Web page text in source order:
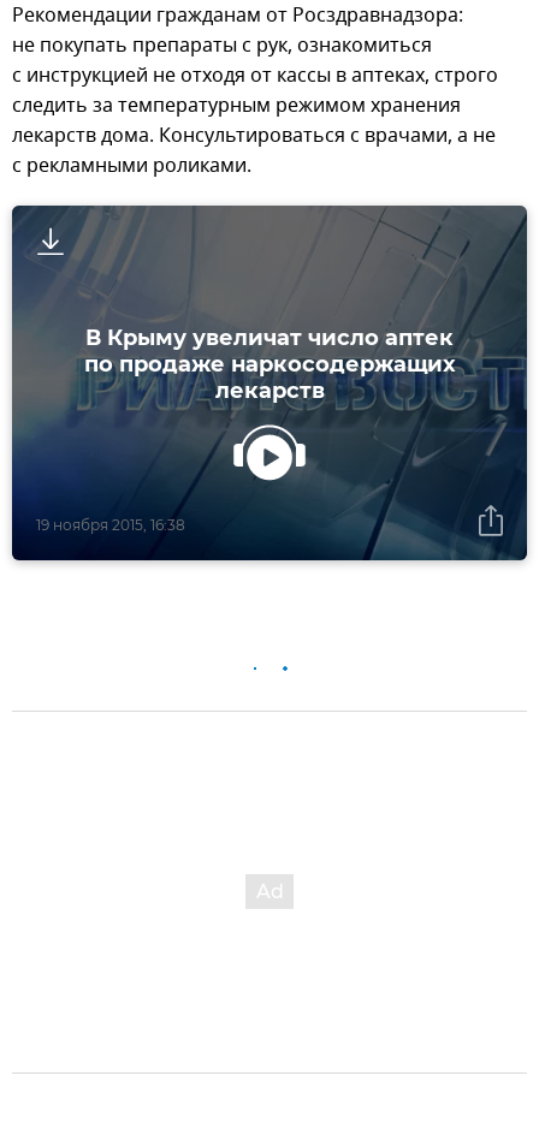
Рекомендации гражданам от Росздравнадзора:
не покупать препараты с рук, ознакомиться
с инструкцией не отходя от кассы в аптеках, строго
следить за температурным режимом хранения
лекарств дома. Консультироваться с врачами, а не
с рекламными роликами.
В Крыму увеличат число аптек
по продаже наркосодержащих
лекарств
19 ноября 2015, 16:38